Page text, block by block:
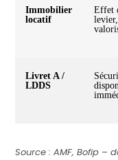
Immobilier
locatif
Effet
levier,
Livret A /
LDDS
Source : AMF, Bofip –